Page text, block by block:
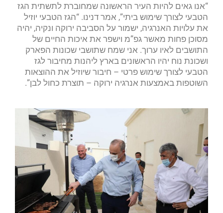
“אנו גאים להיות העיר הראשונה שמחוברת לתשתית הגז
הטבעי לצורך שימוש ביתי”, אמר דנינו. “הגז הטבעי יוזיל
את עלויות האנרגיה, ישמור על הסביבה ירוקה ונקיה, יהיה
מסוכן פחות מאשר גפ”מ וישפר את איכות החיים של
התושבים לאיו ערוך. אני שמח שתושבי שכונות הפארק
ושכונת נוח יהיו הראשונים בארץ ליהנות מחיבור לגז
הטבעי לצורך שימוש פרטי – חיבור שיוזיל את ההוצאות
השוטפות באמצעות אנרגיה ירוקה – תוצרת כחול לבן”.